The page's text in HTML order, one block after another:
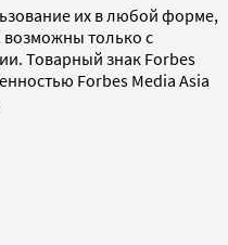
их в любой форме,
возможны только с
Товарный знак Forbes
Forbes Media Asia